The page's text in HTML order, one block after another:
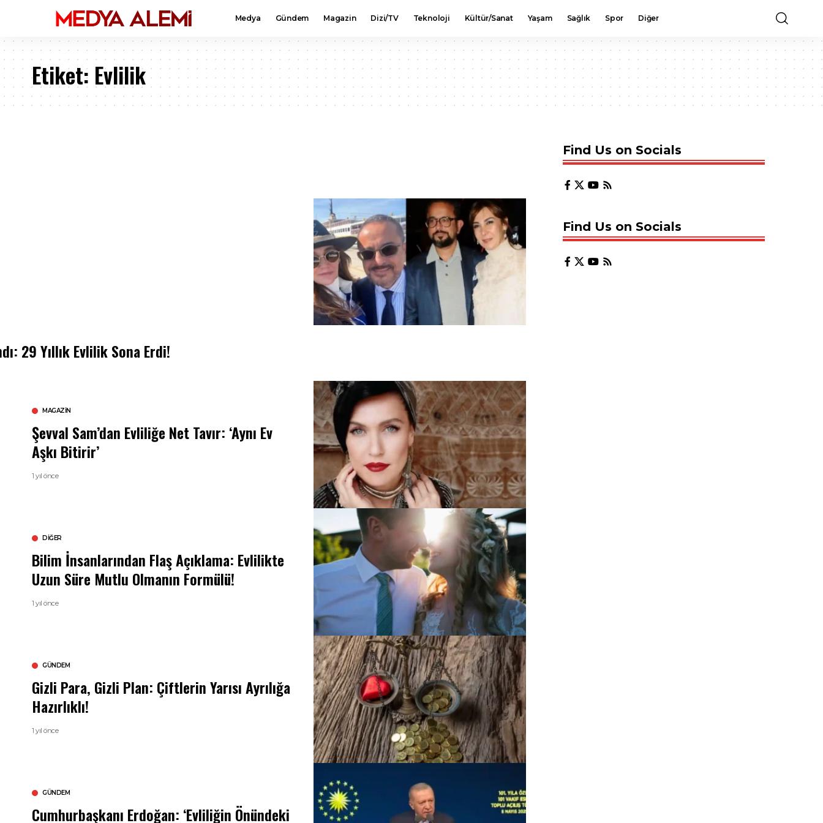
Medya Gündem Magazin Dizi/TV Teknoloji Kültür/Sanat Yaşam Sağlık Spor Diğer
Etiket: Evlilik
29 Yıllık Evlilik Sona Erdi!
MAGAZIN
Şevval Sam’dan Evliliğe Net Tavır: ‘Aynı Ev
Aşkı Bitirir’
1 yıl önce
DIĞER
Bilim İnsanlarından Flaş Açıklama: Evlilikte
Uzun Süre Mutlu Olmanın Formülü!
1 yıl önce
GÜNDEM
Gizli Para, Gizli Plan: Çiftlerin Yarısı Ayrılığa
Hazırlıklı!
1 yıl önce
GÜNDEM
Cumhurbaşkanı Erdoğan: ‘Evliliğin Önündeki
Find Us on Socials
Find Us on Socials